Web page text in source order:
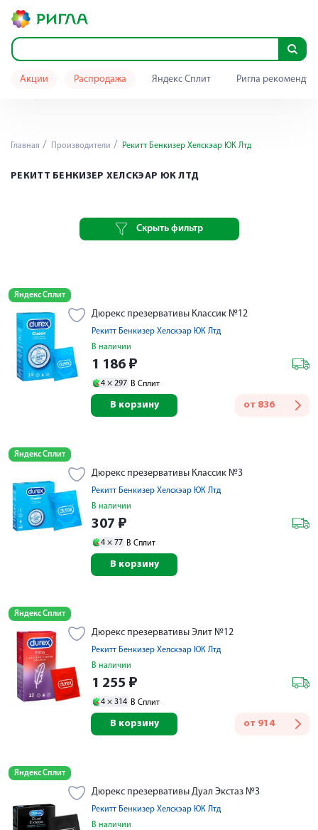
Акции Распродажа Яндекс Сплит Ригла
Главная Производители Рекитт Бенкизер Хелскэар ЮК Лтд
РЕКИТТ БЕНКИЗЕР ХЕЛСКЭАР ЮК ЛТД
Скрыть фильтр
Яндекс Сплит
Дюрекс презервативы Классик №12
Рекитт Бенкизер Хелскэар ЮК Лтд
В наличии
1 186 ₽
4 × 297 В Сплит
от 836
В корзину
Яндекс Сплит
Дюрекс презервативы Классик №3
Рекитт Бенкизер Хелскэар ЮК Лтд
В наличии
307 ₽
4 × 77 В Сплит
В корзину
Яндекс Сплит
Дюрекс презервативы Элит №12
Рекитт Бенкизер Хелскэар ЮК Лтд
В наличии
1 255 ₽
4 × 314 В Сплит
от 914
В корзину
Яндекс Сплит
Дюрекс презервативы Дуал Экстаз №3
Рекитт Бенкизер Хелскэар ЮК Лтд
В наличии